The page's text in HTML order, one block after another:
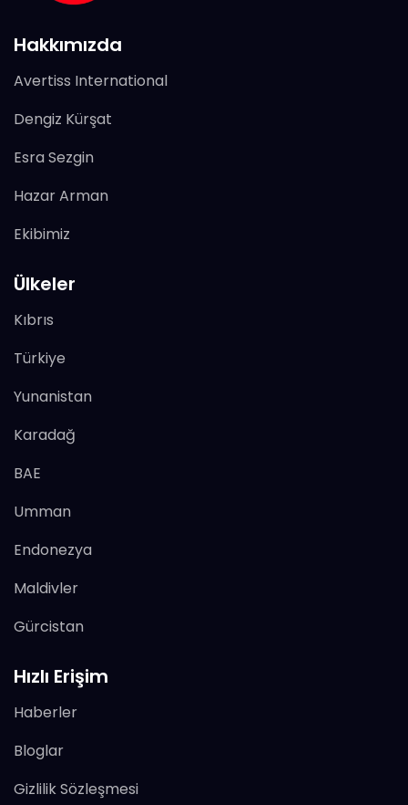
Hakkımızda
Avertiss International
Dengiz Kürşat
Esra Sezgin
Hazar Arman
Ekibimiz
Ülkeler
Kıbrıs
Türkiye
Yunanistan
Karadağ
BAE
Umman
Endonezya
Maldivler
Gürcistan
Hızlı Erişim
Haberler
Bloglar
Gizlilik Sözleşmesi